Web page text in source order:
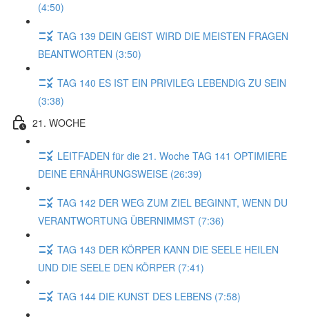
(4:50)
TAG 139 DEIN GEIST WIRD DIE MEISTEN FRAGEN
BEANTWORTEN (3:50)
TAG 140 ES IST EIN PRIVILEG LEBENDIG ZU SEIN
(3:38)
21. WOCHE
LEITFADEN für die 21. Woche TAG 141 OPTIMIERE
DEINE ERNÄHRUNGSWEISE (26:39)
TAG 142 DER WEG ZUM ZIEL BEGINNT, WENN DU
VERANTWORTUNG ÜBERNIMMST (7:36)
TAG 143 DER KÖRPER KANN DIE SEELE HEILEN
UND DIE SEELE DEN KÖRPER (7:41)
TAG 144 DIE KUNST DES LEBENS (7:58)